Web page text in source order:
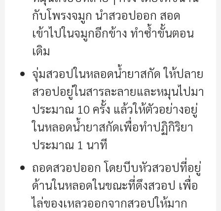
กับโพรงจมูก นำสวอปออก สอด
เข้าไปในจมูกอีกข้าง ทำซํ้าขั้นตอน
เดิม
จุ่มสวอปในหลอดนํ้ายาสกัด ให้ปลาย
สวอปอยู่ในสารละลายและหมุนไปมา
ประมาณ 10 ครั้ง แล้วให้ตัวอย่างอยู่
ในหลอดนํ้ายาสกัดเพื่อทำปฏิกิริยา
ประมาณ 1 นาที
ถอดสวอปออก โดยบีบหัวสวอปที่อยู่
ด้านในหลอดในขณะที่ดึงสวอป เพื่อ
ไล่ของเหลวออกจากสวอปให้มาก